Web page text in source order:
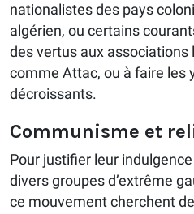
nationalistes des pays
algérien, ou certains
des vertus aux associations
comme Attac, ou à faire les
décroissants.
Communisme et
Pour justifier leur
divers groupes d’extrême
ce mouvement cherchent